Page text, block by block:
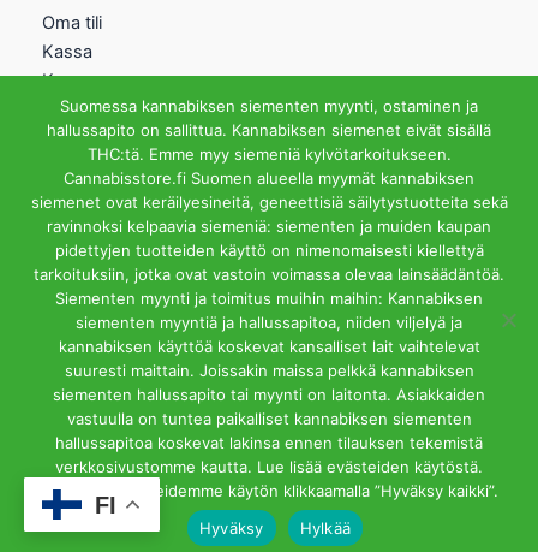
Oma tili
Kassa
Kauppa
Ostoskori
Helsingin Myymälä
Aukioloajat
Ma-Pe 12-18 La 12-15
Riihipellonkuja 3, 00390
Helsinki
info@cannabisstore.fi
Cannabisstore.fi | Kannabiksen Siemeniä Verkkokaupasta ja
Kivijalkamyymälästä. Helsinki
FI
Suomessa kannabiksen siementen myynti, ostaminen ja
hallussapito on sallittua. Kannabiksen siemenet eivät sisällä
THC:tä. Emme myy siemeniä kylvötarkoitukseen.
Cannabisstore.fi Suomen alueella myymät kannabiksen
siemenet ovat keräilyesineitä, geneettisiä säilytystuotteita sekä
ravinnoksi kelpaavia siemeniä: siementen ja muiden kaupan
pidettyjen tuotteiden käyttö on nimenomaisesti kiellettyä
tarkoituksiin, jotka ovat vastoin voimassa olevaa lainsäädäntöä.
Siementen myynti ja toimitus muihin maihin: Kannabiksen
siementen myyntiä ja hallussapitoa, niiden viljelyä ja
kannabiksen käyttöä koskevat kansalliset lait vaihtelevat
suuresti maittain. Joissakin maissa pelkkä kannabiksen
siementen hallussapito tai myynti on laitonta. Asiakkaiden
vastuulla on tuntea paikalliset kannabiksen siementen
hallussapitoa koskevat lakinsa ennen tilauksen tekemistä
verkkosivustomme kautta. Lue lisää evästeiden käytöstä.
Hyväksyt evästeidemme käytön klikkaamalla ”Hyväksy kaikki”.
Hyväksy
Hylkää